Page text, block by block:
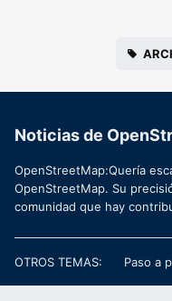
Noticias de
OpenStreetMap:Quería
OpenStreetMap. Su
comunidad que hay
OTROS TEMAS: Paso a